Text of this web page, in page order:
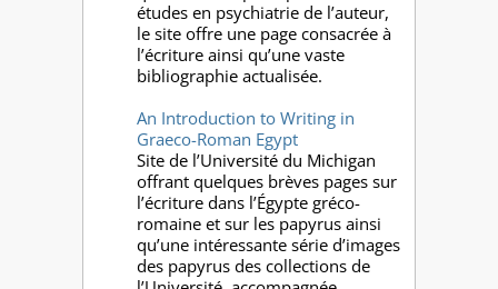
études en psychiatrie de l’auteur,
le site offre une page consacrée à
l’écriture ainsi qu’une vaste
bibliographie actualisée.
An Introduction to Writing in
Graeco-Roman Egypt
Site de l’Université du Michigan
offrant quelques brèves pages sur
l’écriture dans l’Égypte gréco-
romaine et sur les papyrus ainsi
qu’une intéressante série d’images
des papyrus des collections de